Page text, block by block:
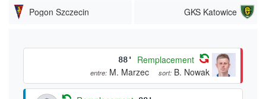
Pogon Szczecin GKS Katowice
88' Remplacement
entre: M. Marzec sort: B. Nowak